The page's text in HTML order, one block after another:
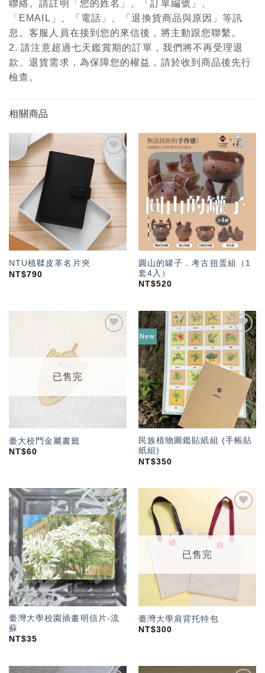
聯絡。請註明「您的姓名」、「訂單編號」、
「EMAIL」、「電話」、「退換貨商品與原因」等訊
息。客服人員在接到您的來信後，將主動跟您聯繫。
2. 請注意超過七天鑑賞期的訂單，我們將不再受理退
款、退貨需求，為保障您的權益，請於收到商品後先行
檢查。
相關商品
加入
「願
望輕
單」
NTU植鞣皮革名片夾
NT$790
加入
「願
望輕
單」
圓山的罐子．考古扭蛋組（1
套4入）
NT$520
望輕
已售完
臺大校門金屬書籤
NT$60
New
加入
「願
望輕
單」
民族植物圖鑑貼紙組 (手帳貼
紙組)
NT$350
加入
「願
望輕
單」
臺灣大學校園插畫明信片-流
蘇
NT$35
望輕
已售完
臺灣大學肩背托特包
NT$300